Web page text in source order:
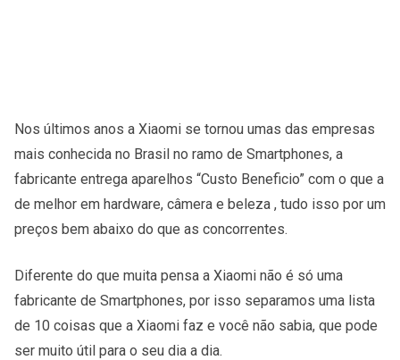
Nos últimos anos a Xiaomi se tornou umas das empresas
mais conhecida no Brasil no ramo de Smartphones, a
fabricante entrega aparelhos “Custo Beneficio” com o que a
de melhor em hardware, câmera e beleza , tudo isso por um
preços bem abaixo do que as concorrentes.
Diferente do que muita pensa a Xiaomi não é só uma
fabricante de Smartphones, por isso separamos uma lista
de 10 coisas que a Xiaomi faz e você não sabia, que pode
ser muito útil para o seu dia a dia.